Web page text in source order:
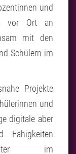
und
vor Ort an
mit den
Schülern im
Projekte
und
digitale aber
Fähigkeiten
im